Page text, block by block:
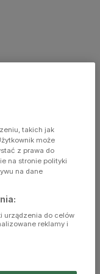
takich jak
może
z prawa do
na stronie polityki
na dane
urządzenia do celów
reklamy i